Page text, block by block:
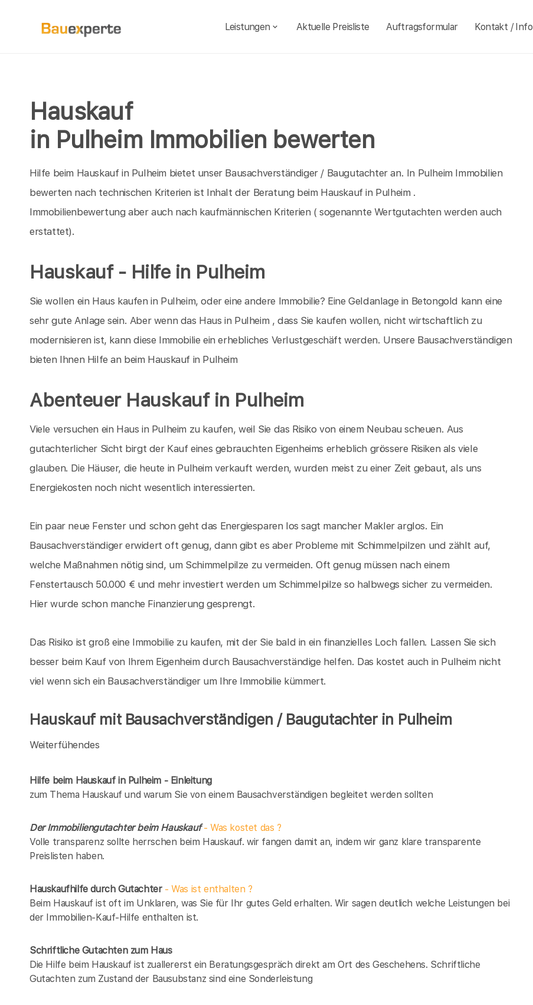
Leistungen Aktuelle Preisliste Auftragsformular Kontakt / Info
Hauskauf
in Pulheim Immobilien bewerten
Hilfe beim Hauskauf in Pulheim bietet unser Bausachverständiger / Baugutachter an. In Pulheim Immobilien
bewerten nach technischen Kriterien ist Inhalt der Beratung beim Hauskauf in Pulheim .
Immobilienbewertung aber auch nach kaufmännischen Kriterien ( sogenannte Wertgutachten werden auch
erstattet).
Hauskauf - Hilfe in Pulheim
Sie wollen ein Haus kaufen in Pulheim, oder eine andere Immobilie? Eine Geldanlage in Betongold kann eine
sehr gute Anlage sein. Aber wenn das Haus in Pulheim , dass Sie kaufen wollen, nicht wirtschaftlich zu
modernisieren ist, kann diese Immobilie ein erhebliches Verlustgeschäft werden. Unsere Bausachverständigen
bieten Ihnen Hilfe an beim Hauskauf in Pulheim
Abenteuer Hauskauf in Pulheim
Viele versuchen ein Haus in Pulheim zu kaufen, weil Sie das Risiko von einem Neubau scheuen. Aus
gutachterlicher Sicht birgt der Kauf eines gebrauchten Eigenheims erheblich grössere Risiken als viele
glauben. Die Häuser, die heute in Pulheim verkauft werden, wurden meist zu einer Zeit gebaut, als uns
Energiekosten noch nicht wesentlich interessierten.
Ein paar neue Fenster und schon geht das Energiesparen los sagt mancher Makler arglos. Ein
Bausachverständiger erwidert oft genug, dann gibt es aber Probleme mit Schimmelpilzen und zählt auf,
welche Maßnahmen nötig sind, um Schimmelpilze zu vermeiden. Oft genug müssen nach einem
Fenstertausch 50.000 € und mehr investiert werden um Schimmelpilze so halbwegs sicher zu vermeiden.
Hier wurde schon manche Finanzierung gesprengt.
Das Risiko ist groß eine Immobilie zu kaufen, mit der Sie bald in ein finanzielles Loch fallen. Lassen Sie sich
besser beim Kauf von Ihrem Eigenheim durch Bausachverständige helfen. Das kostet auch in Pulheim nicht
viel wenn sich ein Bausachverständiger um Ihre Immobilie kümmert.
Hauskauf mit Bausachverständigen / Baugutachter in Pulheim
Weiterfühendes
Hilfe beim Hauskauf in Pulheim - Einleitung
zum Thema Hauskauf und warum Sie von einem Bausachverständigen begleitet werden sollten
Der Immobiliengutachter beim Hauskauf- Was kostet das ?
Volle transparenz sollte herrschen beim Hauskauf. wir fangen damit an, indem wir ganz klare transparente
Preislisten haben.
Hauskaufhilfe durch Gutachter- Was ist enthalten ?
Beim Hauskauf ist oft im Unklaren, was Sie für Ihr gutes Geld erhalten. Wir sagen deutlich welche Leistungen bei
der Immobilien-Kauf-Hilfe enthalten ist.
Schriftliche Gutachten zum Haus
Die Hilfe beim Hauskauf ist zuallererst ein Beratungsgespräch direkt am Ort des Geschehens. Schriftliche
Gutachten zum Zustand der Bausubstanz sind eine Sonderleistung